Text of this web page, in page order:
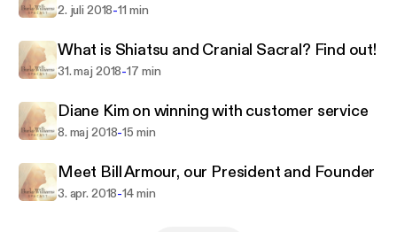
2. juli 2018-11 min
What is Shiatsu and Cranial Sacral? Find out!
31. maj 2018-17 min
Diane Kim on winning with customer service
8. maj 2018-15 min
Meet Bill Armour, our President and Founder
3. apr. 2018-14 min